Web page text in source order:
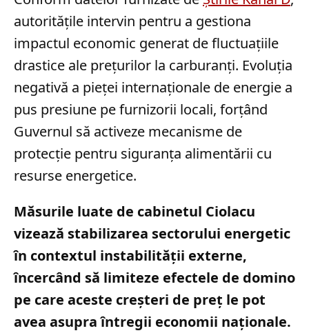
autoritățile intervin pentru a gestiona
impactul economic generat de fluctuațiile
drastice ale prețurilor la carburanți. Evoluția
negativă a pieței internaționale de energie a
pus presiune pe furnizorii locali, forțând
Guvernul să activeze mecanisme de
protecție pentru siguranța alimentării cu
resurse energetice.
Măsurile luate de cabinetul Ciolacu
vizează stabilizarea sectorului energetic
în contextul instabilității externe,
încercând să limiteze efectele de domino
pe care aceste creșteri de preț le pot
avea asupra întregii economii naționale.